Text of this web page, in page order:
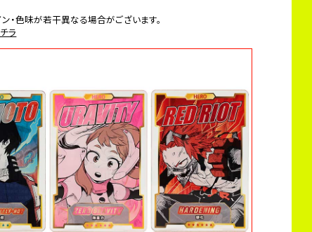
・色味が若干異なる場合がございます。
ラ